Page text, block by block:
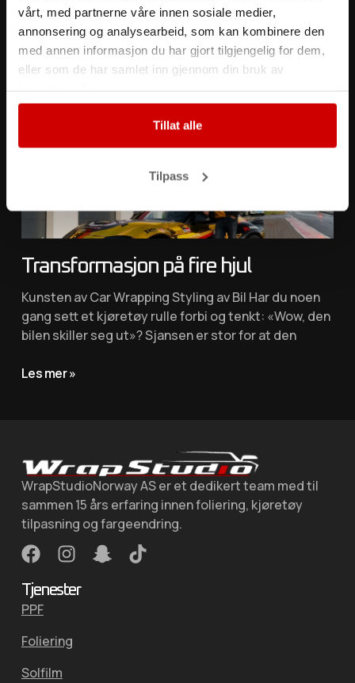
vårt, med partnerne våre innen sosiale medier,
annonsering og analysearbeid, som kan kombinere den
med annen informasjon du har gjort tilgjengelig for dem,
eller som de har samlet inn gjennom din bruk av
Tillat alle
Tilpass
Les mer »
Transformasjon på fire hjul
Kunsten av Car Wrapping Styling av Bil Har du noen
gang sett et kjøretøy rulle forbi og tenkt: «Wow, den
bilen skiller seg ut»? Sjansen er stor for at den
Les mer »
WrapStudioNorway AS er et dedikert team med til
sammen 15 års erfaring innen foliering, kjøretøy
tilpasning og fargeendring.
Tjenester
PPF
Foliering
Solfilm